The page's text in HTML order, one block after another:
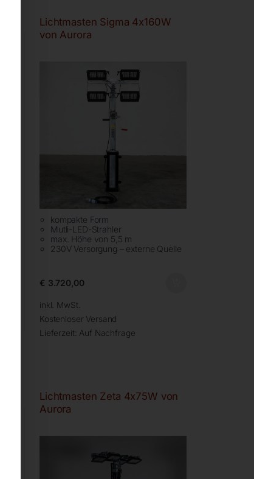
Lichtmasten Sigma 4x160W
von Aurora
kompakte Form
Mutli-LED-Strahler
max. Höhe von 5,5 m
230V Versorgung – externe Quelle
€ 3.720,00
inkl. MwSt.
Kostenloser Versand
Lieferzeit: Auf Nachfrage
Lichtmasten Zeta 4x75W von
Aurora